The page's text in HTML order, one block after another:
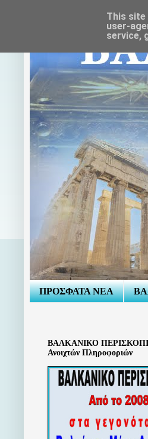
ΠΡΟΣΦΑΤΑ ΝΕΑ
ΒΑΛΚΑΝΙΚΟ
Ανοιχτών Πληροφοριών
This site
user-
service,